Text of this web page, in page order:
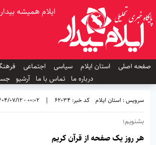
ایلام همیشه
صفحه اصلی
استان ایلام سیاسی اجتماعی
درباره ما تماس با ما آرشیو
سرویس : استان ایلام کد خبر: 62034 |
00:02 - 1404/07/12
بشنویم؛
هر روز یک صفحه از قرآن کریم